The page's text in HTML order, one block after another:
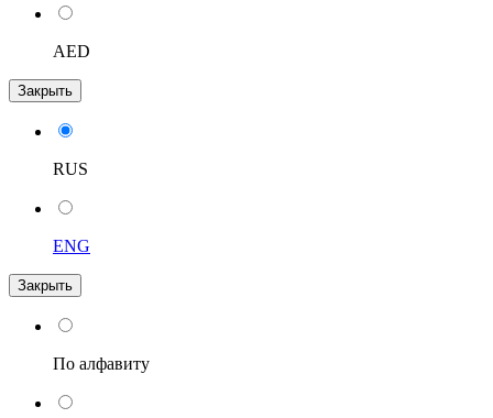
AED
Закрыть
RUS
ENG
Закрыть
По алфавиту